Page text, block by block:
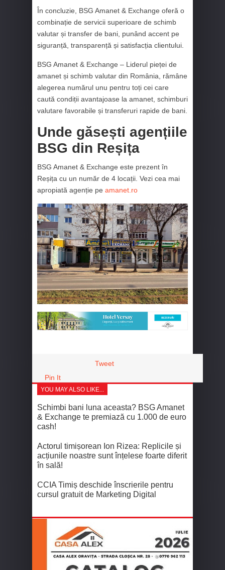
În concluzie, BSG Amanet & Exchange oferă o
combinație de servicii superioare de schimb
valutar și transfer de bani, punând accent pe
siguranță, transparență și satisfacția clientului.
BSG Amanet & Exchange – Liderul pieței de
amanet și schimb valutar din România, rămâne
alegerea numărul unu pentru toți cei care
caută condiții avantajoase la amanet, schimburi
valutare favorabile și transferuri rapide de bani.
Unde găsești agențiile
BSG din Reșița
BSG Amanet & Exchange este prezent în
Reșița cu un număr de 4 locații. Vezi cea mai
apropiată agenție pe amanet.ro
Tweet
Pin It
YOU MAY ALSO LIKE...
Schimbi bani luna aceasta? BSG Amanet
& Exchange te premiază cu 1.000 de euro
cash!
Actorul timișorean Ion Rizea: Replicile și
acțiunile noastre sunt înțelese foarte diferit
în sală!
CCIA Timiș deschide înscrierile pentru
cursul gratuit de Marketing Digital